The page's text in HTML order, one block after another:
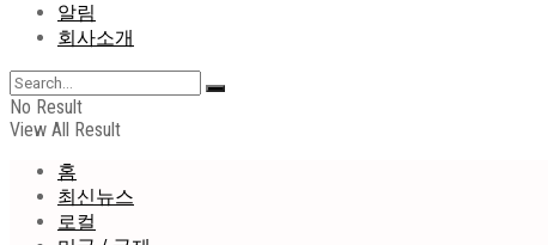
알림
회사소개
No Result
View All Result
홈
최신뉴스
로컬